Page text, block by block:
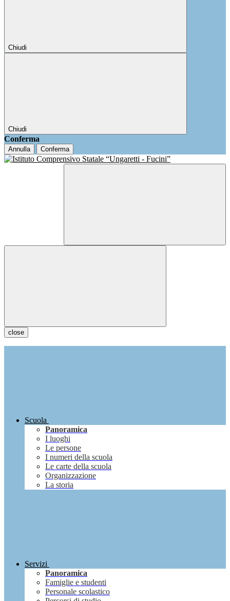
Chiudi
Chiudi
Conferma
Annulla Conferma
close
Scuola
Panoramica
I luoghi
Le persone
I numeri della scuola
Le carte della scuola
Organizzazione
La storia
Servizi
Panoramica
Famiglie e studenti
Personale scolastico